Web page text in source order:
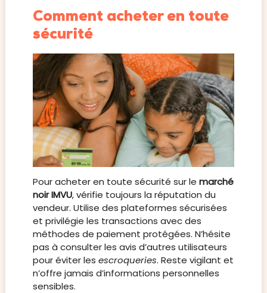
Comment acheter en toute
sécurité
Pour acheter en toute sécurité sur le marché
noir IMVU, vérifie toujours la réputation du
vendeur. Utilise des plateformes sécurisées
et privilégie les transactions avec des
méthodes de paiement protégées. N’hésite
pas à consulter les avis d’autres utilisateurs
pour éviter les escroqueries. Reste vigilant et
n’offre jamais d’informations personnelles
sensibles.